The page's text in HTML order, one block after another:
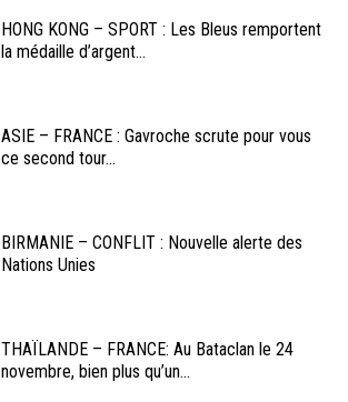
HONG KONG – SPORT : Les Bleus remportent
la médaille d’argent...
ASIE – FRANCE : Gavroche scrute pour vous
ce second tour...
BIRMANIE – CONFLIT : Nouvelle alerte des
Nations Unies
THAÏLANDE – FRANCE: Au Bataclan le 24
novembre, bien plus qu’un...